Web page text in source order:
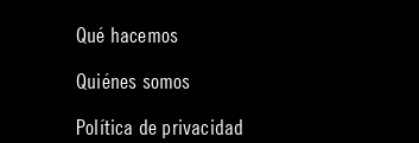
Qué hacemos
Quiénes somos
Política de privacidad